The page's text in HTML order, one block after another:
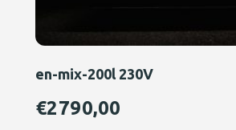
en-mix-200l 230V
€2790,00